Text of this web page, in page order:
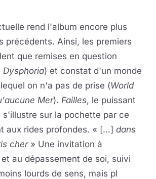
rend l'album encore plus
précédents. Ainsi, les premiers
que remises en question
Dysphoria) et constat d'un monde
on n'a pas de prise (World
Mer). Failles, le puissant
sur la pochette par ce
aux rides profondes. « [...] dans
cher » Une invitation à
au dépassement de soi, suivi
lourds de sens, mais pl